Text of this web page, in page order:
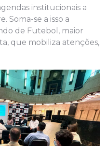
institucionais a
Soma-se a isso a
de Futebol, maior
que mobiliza atenções,